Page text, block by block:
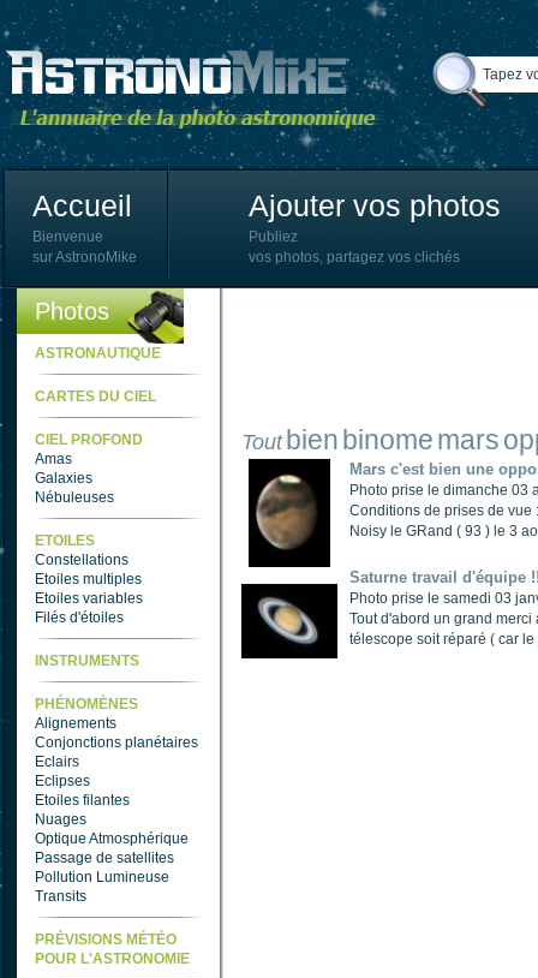
Accueil
Bienvenue
sur AstronoMike
Ajouter vos photos
Publiez
vos photos, partagez vos clichés
Photos
ASTRONAUTIQUE
CARTES DU CIEL
CIEL PROFOND
Amas
Galaxies
Nébuleuses
ETOILES
Constellations
Etoiles multiples
Etoiles variables
Filés d'étoiles
INSTRUMENTS
PHÉNOMÈNES
Alignements
Conjonctions planétaires
Eclairs
Eclipses
Etoiles filantes
Nuages
Optique Atmosphérique
Passage de satellites
Pollution Lumineuse
Transits
PRÉVISIONS MÉTÉO
POUR L'ASTRONOMIE
Tout bienbinomemars
Mars c'est bien une
Photo prise le dimanche 03
Conditions de prises de vue
Noisy le GRand ( 93 ) le 3
Saturne travail d'équipe
Photo prise le samedi 03
Tout d'abord un grand
télescope soit réparé ( car